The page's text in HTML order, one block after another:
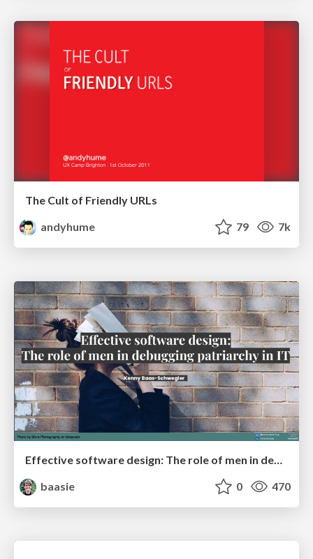
The Cult of Friendly URLs
andyhume
79 7k
Effective software design: The role of men in debugging patriarchy in IT @ Voxxed Days AMS
baasie
0 470